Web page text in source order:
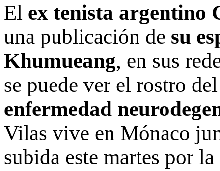
El ex tenista argentino
una publicación de su
Khumueang, en sus
se puede ver el rostro
enfermedad
Vilas vive en Mónaco
subida este martes por